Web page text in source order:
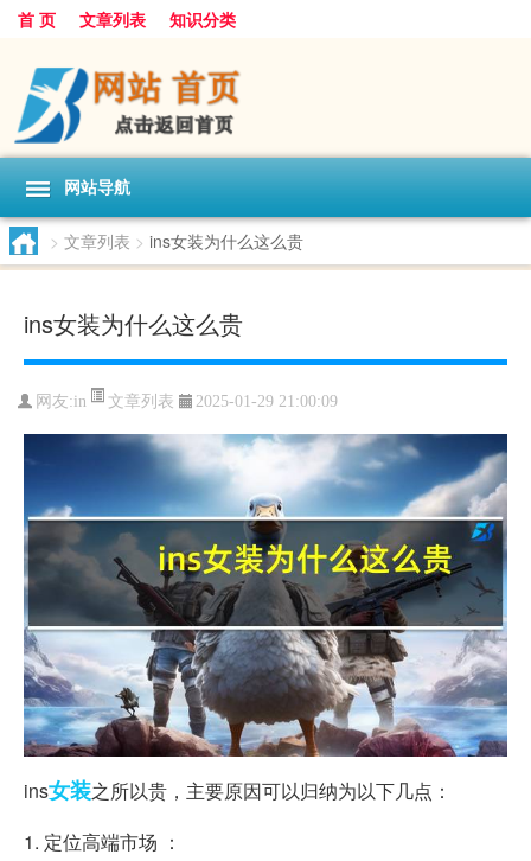
首 页 文章列表 知识分类
网站导航
> 文章列表 > ins女装为什么这么贵
ins女装为什么这么贵
网友:in 文章列表 2025-01-29 21:00:09
ins女装之所以贵，主要原因可以归纳为以下几点：
1. 定位高端市场 ：